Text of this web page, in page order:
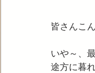
皆さんこ
いや～、
途方に暮